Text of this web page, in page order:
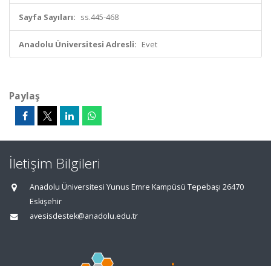
Sayfa Sayıları: ss.445-468
Anadolu Üniversitesi Adresli: Evet
Paylaş
İletişim Bilgileri
Anadolu Üniversitesi Yunus Emre Kampüsü Tepebaşı 26470
Eskişehir
avesisdestek@anadolu.edu.tr